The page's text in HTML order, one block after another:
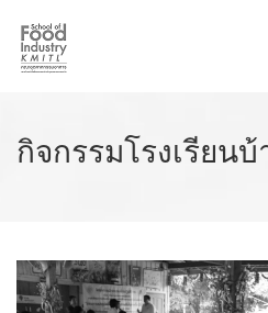
Skip
main
กิจกรรมโรงเรียน